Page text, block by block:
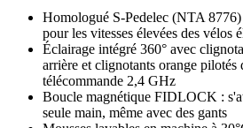
Homologué S-Pedelec (NTA
pour les vitesses élevées des vélos
Éclairage intégré 360° avec
arrière et clignotants orange pilotés
télécommande 2,4 GHz
Boucle magnétique FIDLOCK :
seule main, même avec des gants